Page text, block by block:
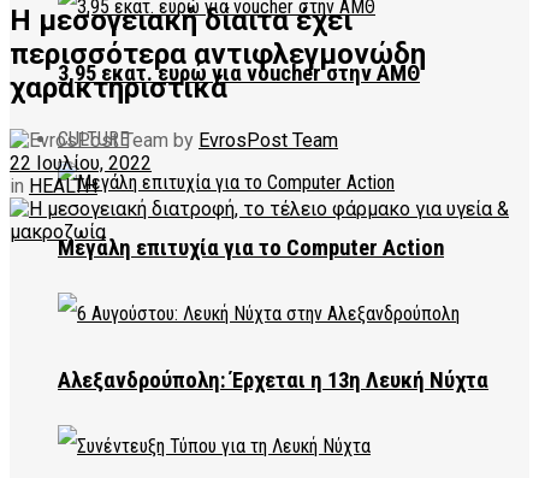
3,95 εκατ. ευρώ για voucher στην ΑΜΘ
CULTURE
Μεγάλη επιτυχία για το Computer Action
Αλεξανδρούπολη: Έρχεται η 13η Λευκή Νύχτα
Η μεσογειακή δίαιτα έχει
περισσότερα αντιφλεγμονώδη
χαρακτηριστικά
by EvrosPost Team
22 Ιουλίου, 2022
in HEALTH